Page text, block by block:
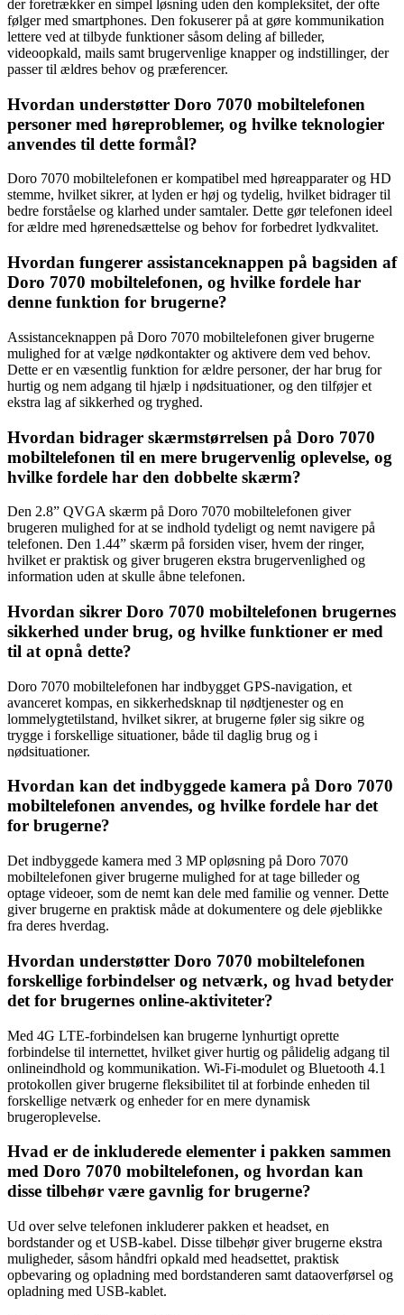
der foretrækker en simpel løsning uden den kompleksitet, der ofte
følger med smartphones. Den fokuserer på at gøre kommunikation
lettere ved at tilbyde funktioner såsom deling af billeder,
videoopkald, mails samt brugervenlige knapper og indstillinger, der
passer til ældres behov og præferencer.
Hvordan understøtter Doro 7070 mobiltelefonen
personer med høreproblemer, og hvilke teknologier
anvendes til dette formål?
Doro 7070 mobiltelefonen er kompatibel med høreapparater og HD
stemme, hvilket sikrer, at lyden er høj og tydelig, hvilket bidrager til
bedre forståelse og klarhed under samtaler. Dette gør telefonen ideel
for ældre med hørenedsættelse og behov for forbedret lydkvalitet.
Hvordan fungerer assistanceknappen på bagsiden af
Doro 7070 mobiltelefonen, og hvilke fordele har
denne funktion for brugerne?
Assistanceknappen på Doro 7070 mobiltelefonen giver brugerne
mulighed for at vælge nødkontakter og aktivere dem ved behov.
Dette er en væsentlig funktion for ældre personer, der har brug for
hurtig og nem adgang til hjælp i nødsituationer, og den tilføjer et
ekstra lag af sikkerhed og tryghed.
Hvordan bidrager skærmstørrelsen på Doro 7070
mobiltelefonen til en mere brugervenlig oplevelse, og
hvilke fordele har den dobbelte skærm?
Den 2.8” QVGA skærm på Doro 7070 mobiltelefonen giver
brugeren mulighed for at se indhold tydeligt og nemt navigere på
telefonen. Den 1.44” skærm på forsiden viser, hvem der ringer,
hvilket er praktisk og giver brugeren ekstra brugervenlighed og
information uden at skulle åbne telefonen.
Hvordan sikrer Doro 7070 mobiltelefonen brugernes
sikkerhed under brug, og hvilke funktioner er med
til at opnå dette?
Doro 7070 mobiltelefonen har indbygget GPS-navigation, et
avanceret kompas, en sikkerhedsknap til nødtjenester og en
lommelygtetilstand, hvilket sikrer, at brugerne føler sig sikre og
trygge i forskellige situationer, både til daglig brug og i
nødsituationer.
Hvordan kan det indbyggede kamera på Doro 7070
mobiltelefonen anvendes, og hvilke fordele har det
for brugerne?
Det indbyggede kamera med 3 MP opløsning på Doro 7070
mobiltelefonen giver brugerne mulighed for at tage billeder og
optage videoer, som de nemt kan dele med familie og venner. Dette
giver brugerne en praktisk måde at dokumentere og dele øjeblikke
fra deres hverdag.
Hvordan understøtter Doro 7070 mobiltelefonen
forskellige forbindelser og netværk, og hvad betyder
det for brugernes online-aktiviteter?
Med 4G LTE-forbindelsen kan brugerne lynhurtigt oprette
forbindelse til internettet, hvilket giver hurtig og pålidelig adgang til
onlineindhold og kommunikation. Wi-Fi-modulet og Bluetooth 4.1
protokollen giver brugerne fleksibilitet til at forbinde enheden til
forskellige netværk og enheder for en mere dynamisk
brugeroplevelse.
Hvad er de inkluderede elementer i pakken sammen
med Doro 7070 mobiltelefonen, og hvordan kan
disse tilbehør være gavnlig for brugerne?
Ud over selve telefonen inkluderer pakken et headset, en
bordstander og et USB-kabel. Disse tilbehør giver brugerne ekstra
muligheder, såsom håndfri opkald med headsettet, praktisk
opbevaring og opladning med bordstanderen samt dataoverførsel og
opladning med USB-kablet.